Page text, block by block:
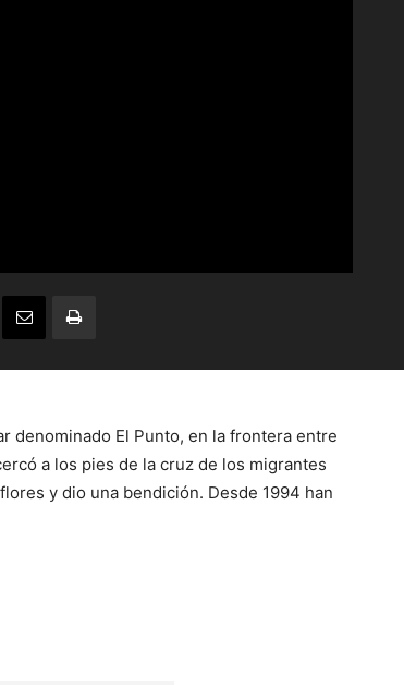
denominado El Punto, en la frontera entre
a los pies de la cruz de los migrantes
y dio una bendición. Desde 1994 han